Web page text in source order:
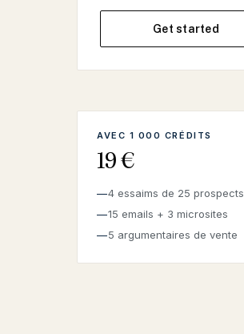
Get started
AVEC 1 000 CRÉDITS
19 €
4 essaims de 25 prospects
15 emails + 3 microsites
5 argumentaires de vente